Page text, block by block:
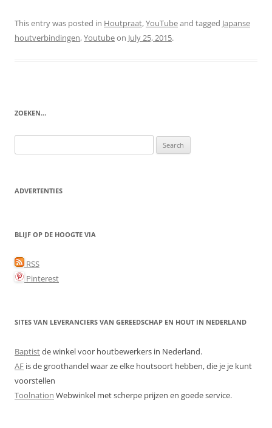
This entry was posted in Houtpraat,YouTubeand tagged Japanse
houtverbindingen,Youtubeon July 25, 2015.
ZOEKEN…
for:
ADVERTENTIES
BLIJF OP DE HOOGTE VIA
RSS
Pinterest
SITES VAN LEVERANCIERS VAN GEREEDSCHAP EN HOUT IN NEDERLAND
Baptistde winkel voor houtbewerkers in Nederland.
AF is de groothandel waar ze elke houtsoort hebben, die je je kunt
voorstellen
Toolnation Webwinkel met scherpe prijzen en goede service.